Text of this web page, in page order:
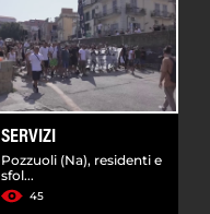
SERVIZI
Pozzuoli (Na), residenti e
sfol...
45